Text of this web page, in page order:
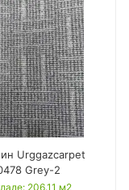
Urggazcarpet
Grey-2
: 206.11 м2